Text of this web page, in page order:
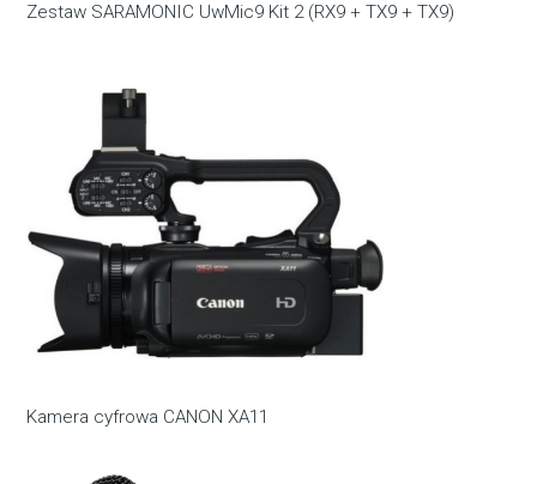
Zestaw SARAMONIC UwMic9 Kit 2 (RX9 + TX9 + TX9)
Kamera cyfrowa CANON XA11